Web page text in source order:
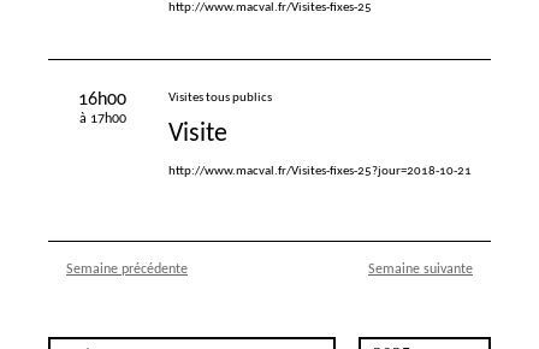
http://www.macval.fr/Visites-fixes-25
16h00
à 17h00
Visites tous publics
Visite
http://www.macval.fr/Visites-fixes-25?jour=2018-10-21
Semaine précédente Semaine suivante